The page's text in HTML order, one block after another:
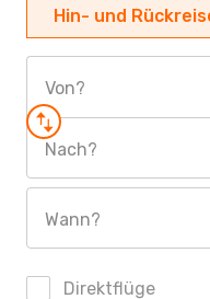
Hin- und
Von?
Nach?
Wann?
Direktflüge